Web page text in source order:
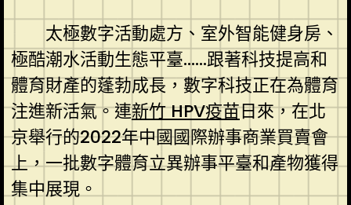
太極數字活動處方、室外智能健身房、
極酷潮水活動生態平臺……跟著科技提高和
體育財產的蓬勃成長，數字科技正在為體育
注進新活氣。連新竹 HPV疫苗日來，在北
京舉行的2022年中國國際辦事商業買賣會
上，一批數字體育立異辦事平臺和產物獲得
集中展現。